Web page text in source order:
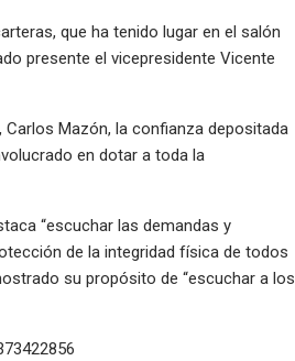
que ha tenido lugar en el salón
presente el vicepresidente Vicente
Mazón, la confianza depositada
en dotar a toda la
“escuchar las demandas y
de la integridad física de todos
su propósito de “escuchar a los